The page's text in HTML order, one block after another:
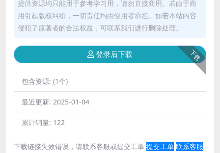
提供资源均只能用于参考学习用，请勿直接商用。若由于商
用引起版权纠纷，一切责任均由使用者承担。如若本站内容
侵犯了原著者的合法权益，可联系我们进行删除处理。
下载
登录后下载
包含资源: (1个)
最近更新: 2025-01-04
累计销量: 122
下载链接失效错误，请联系客服或提交工单 提交工单 联系客服